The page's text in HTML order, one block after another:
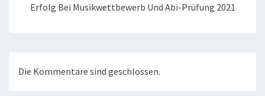
Erfolg Bei Musikwettbewerb Und Abi-Prüfung 2021
Die Kommentare sind geschlossen.